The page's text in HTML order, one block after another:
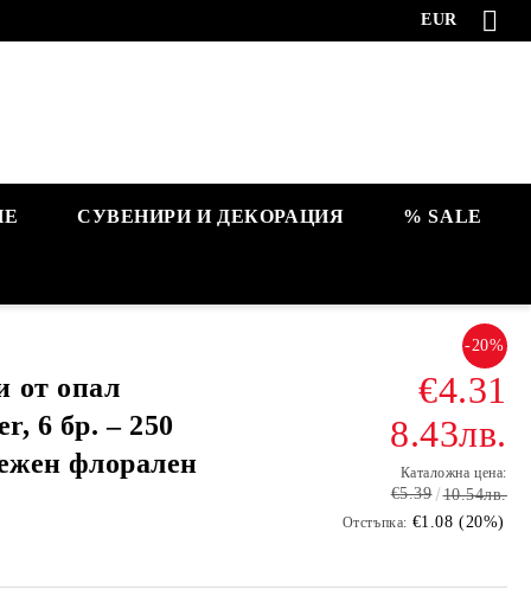
EUR
СУВЕНИРИ И ДЕКОРАЦИЯ % SALE
от опал
6 бр. – 250
флорален
-20%
€4.31
8.43лв.
Каталожна цена:
€5.39 10.54лв.
Отстъпка: €1.08 (20%)